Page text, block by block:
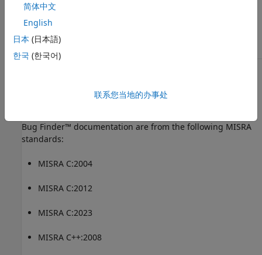
主题
检查并审查编码标准违规
MISRA Consortium Limited 2021.
Bug Finder™ documentation are from the following MISRA
standards:
MISRA C:2004
MISRA C:2012
MISRA C:2023
MISRA C++:2008
简体中文
English
日本 (日本語)
한국 (한국어)
联系您当地的办事处